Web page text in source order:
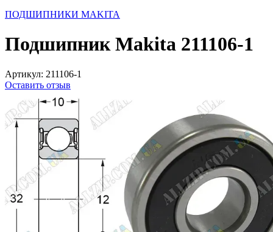
ПОДШИПНИКИ MAKITA
Подшипник Makita 211106-1
Артикул: 211106-1
Оставить отзыв